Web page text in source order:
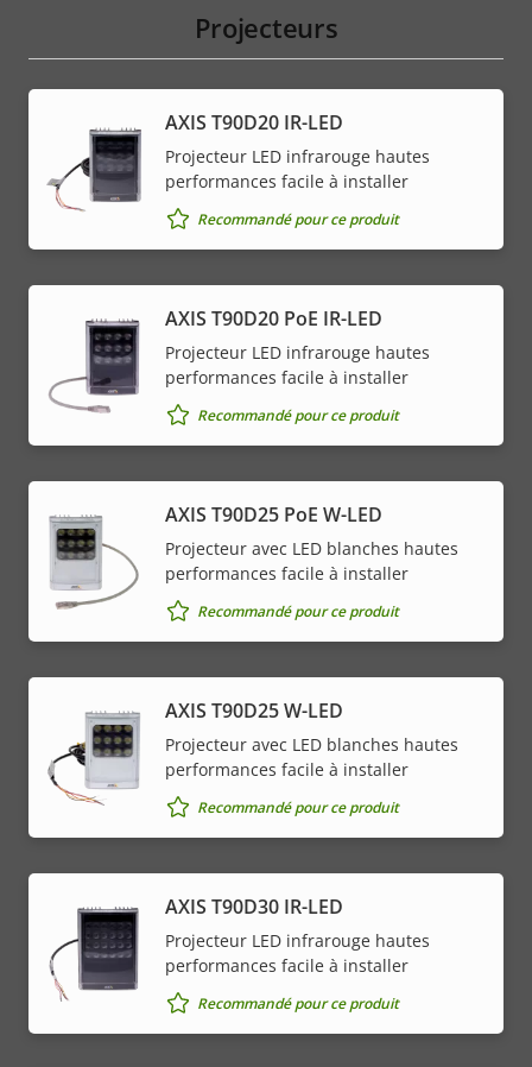
Projecteurs
AXIS T90D20 IR-LED
Projecteur LED infrarouge hautes
performances facile à installer
Recommandé pour ce produit
AXIS T90D20 PoE IR-LED
Projecteur LED infrarouge hautes
performances facile à installer
Recommandé pour ce produit
AXIS T90D25 PoE W-LED
Projecteur avec LED blanches hautes
performances facile à installer
Recommandé pour ce produit
AXIS T90D25 W-LED
Projecteur avec LED blanches hautes
performances facile à installer
Recommandé pour ce produit
AXIS T90D30 IR-LED
Projecteur LED infrarouge hautes
performances facile à installer
Recommandé pour ce produit